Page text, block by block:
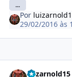
...
Por
29/02/2016 às
luizarnold15